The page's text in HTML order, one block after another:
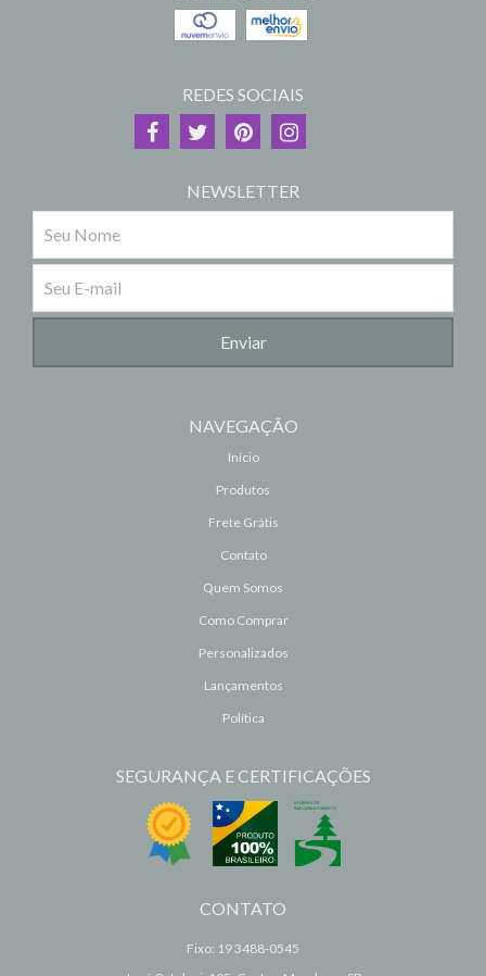
REDES SOCIAIS
NEWSLETTER
NAVEGAÇÃO
Início
Produtos
Frete Grátis
Contato
Quem Somos
Como Comprar
Personalizados
Lançamentos
Política
SEGURANÇA E CERTIFICAÇÕES
CONTATO
Fixo: 19 3488-0545